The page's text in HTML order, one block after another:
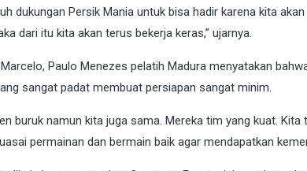
dukungan Persik Mania untuk bisa hadir karena kita
dari itu kita akan terus bekerja keras,” ujarnya.
Paulo Menezes pelatih Madura menyatakan
sangat padat membuat persiapan sangat minim.
buruk namun kita juga sama. Mereka tim yang kuat.
permainan dan bermain baik agar mendapatkan